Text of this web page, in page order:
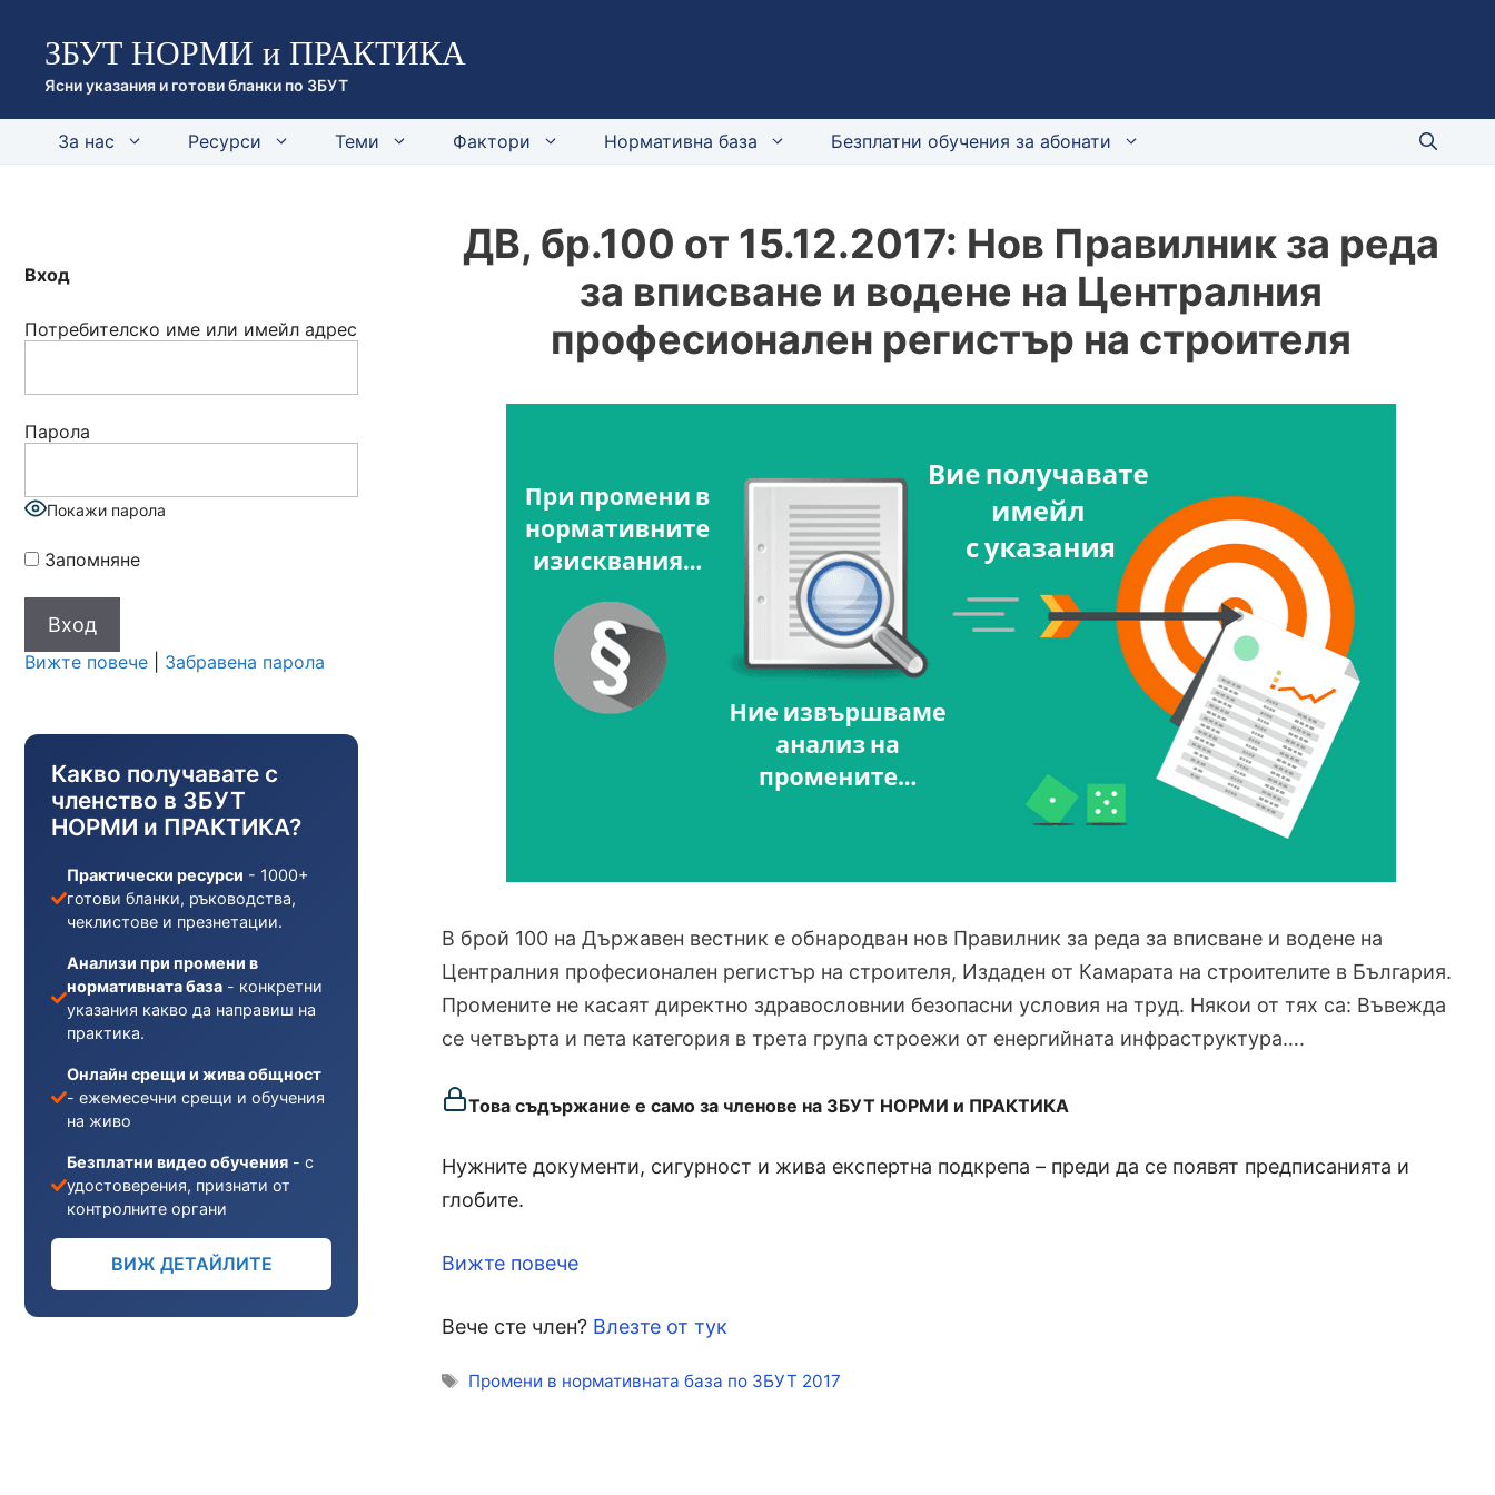
съдържанието
ЗБУТ НОРМИ и ПРАКТИКА
Ясни указания и готови бланки по ЗБУТ
За нас Ресурси Теми Фактори Нормативна база Безплатни обучения за абонати
ДВ, бр.100 от 15.12.2017: Нов Правилник за реда
за вписване и водене на Централния
професионален регистър на строителя
В брой 100 на Държавен вестник е обнародван нов Правилник за реда за вписване и водене на
Централния професионален регистър на строителя, Издаден от Камарата на строителите в България.
Промените не касаят директно здравословнии безопасни условия на труд. Някои от тях са: Въвежда
се четвърта и пета категория в трета група строежи от енергийната инфраструктура….
Това съдържание е само за членове на ЗБУТ НОРМИ и ПРАКТИКА
Нужните документи, сигурност и жива експертна подкрепа – преди да се появят предписанията и
глобите.
Вижте повече
Вече сте член? Влезте от тук
Етикети
Промени в нормативната база по ЗБУТ 2017
Вход
Потребителско име или имейл адрес
Парола
Покажи парола
Запомняне
Вижте повече Забравена парола
Какво получавате с
членство в ЗБУТ
НОРМИ и ПРАКТИКА?
Практически ресурси - 1000+
готови бланки, ръководства,
чеклистове и презнетации.
Анализи при промени в
нормативната база - конкретни
указания какво да направиш на
практика.
Онлайн срещи и жива общност
- ежемесечни срещи и обучения
на живо
Безплатни видео обучения - с
удостоверения, признати от
контролните органи
ВИЖ ДЕТАЙЛИТЕ